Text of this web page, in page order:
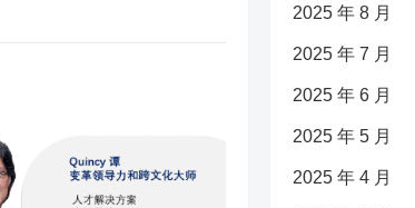
2025 年 8 月
2025 年 7 月
2025 年 6 月
2025 年 5 月
2025 年 4 月